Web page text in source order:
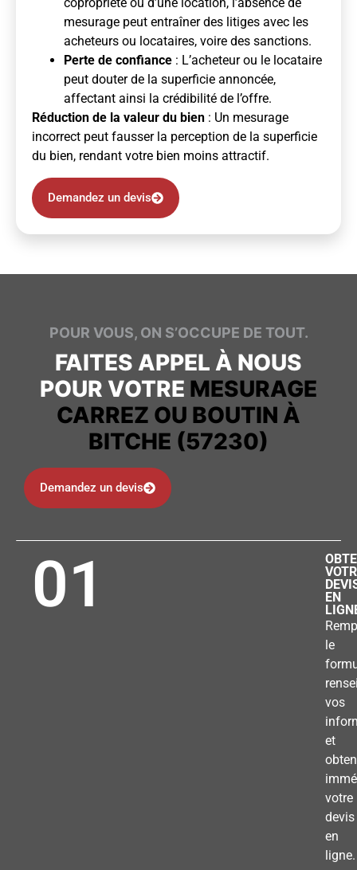
mesurage peut entraîner des litiges avec les
acheteurs ou locataires, voire des sanctions.
Perte de confiance : L’acheteur ou le locataire
peut douter de la superficie annoncée,
affectant ainsi la crédibilité de l’offre.
Réduction de la valeur du bien : Un mesurage
incorrect peut fausser la perception de la superficie
du bien, rendant votre bien moins attractif.
Demandez un devis
POUR VOUS, ON S’OCCUPE DE TOUT.
FAITES APPEL À NOUS
POUR VOTRE MESURAGE
CARREZ OU BOUTIN À
BITCHE (57230)
Demandez un devis
01
EN
le
vos
et
votre
devis
en
ligne.